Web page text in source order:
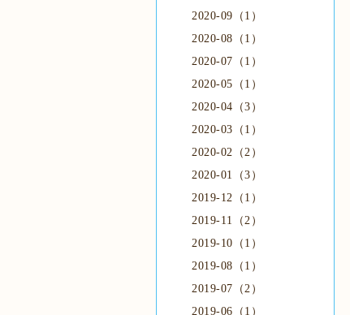
2020-09（1）
2020-08（1）
2020-07（1）
2020-05（1）
2020-04（3）
2020-03（1）
2020-02（2）
2020-01（3）
2019-12（1）
2019-11（2）
2019-10（1）
2019-08（1）
2019-07（2）
2019-06（1）